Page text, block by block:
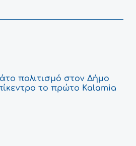
πολιτισμό στον Δήμο
το πρώτο Kalamia